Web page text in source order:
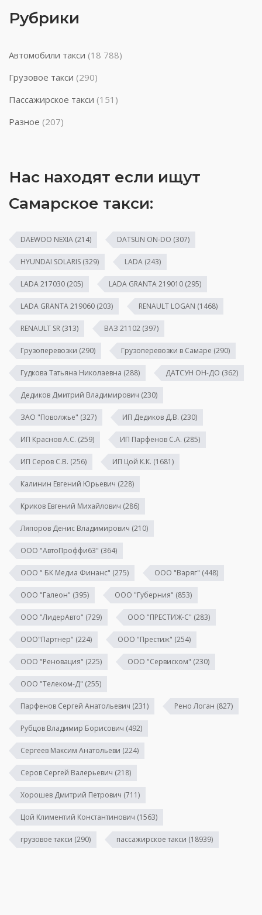
Рубрики
Автомобили такси (18 788)
Грузовое такси (290)
Пассажирское такси (151)
Разное (207)
Нас находят если ищут
Самарское такси:
DAEWOO NEXIA (214) DATSUN ON-DO (307)
HYUNDAI SOLARIS (329) LADA (243)
LADA 217030 (205) LADA GRANTA 219010 (295)
LADA GRANTA 219060 (203) RENAULT LOGAN (1468)
RENAULT SR (313) ВАЗ 21102 (397)
Грузоперевозки (290) Грузоперевозки в Самаре (290)
Гудкова Татьяна Николаевна (288) ДАТСУН ОН-ДО (362)
Дедиков Дмитрий Владимирович (230)
ЗАО "Поволжье" (327) ИП Дедиков Д.В. (230)
ИП Краснов А.С. (259) ИП Парфенов С.А. (285)
ИП Серов С.В. (256) ИП Цой К.К. (1681)
Калинин Евгений Юрьевич (228)
Криков Евгений Михайлович (286)
Ляпоров Денис Владимирович (210)
ООО "АвтоПроффи63" (364)
ООО " БК Медиа Финанс" (275) ООО "Варяг" (448)
ООО "Галеон" (395) ООО "Губерния" (853)
ООО "ЛидерАвто" (729) ООО "ПРЕСТИЖ-С" (283)
ООО"Партнер" (224) ООО "Престиж" (254)
ООО "Реновация" (225) ООО "Сервиском" (230)
ООО "Телеком-Д" (255)
Парфенов Сергей Анатольевич (231) Рено Логан (827)
Рубцов Владимир Борисович (492)
Сергеев Максим Анатольеви (224)
Серов Сергей Валерьевич (218)
Хорошев Дмитрий Петрович (711)
Цой Климентий Константинович (1563)
грузовое такси (290) пассажирское такси (18939)